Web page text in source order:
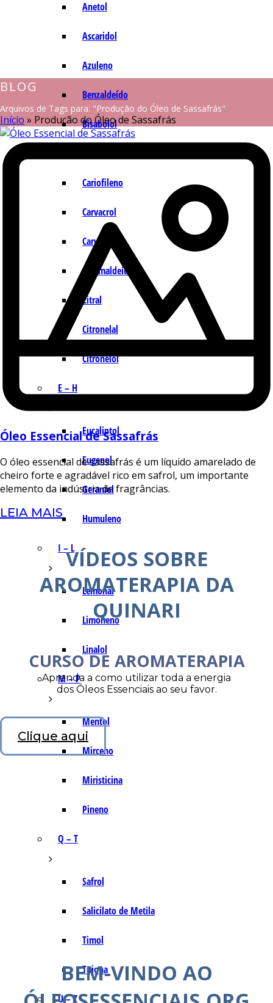
Anetol
Ascaridol
Azuleno
Benzaldeído
Bisabolol
Cariofileno
Carvacrol
Carvona
Cinamaldeído
Citral
Citronelal
Citronelol
E – H
Eucaliptol
Eugenol
Geraniol
Humuleno
I – L
Lemonal
Limoneno
Linalol
M – P
Mentol
Mirceno
Miristicina
Pineno
Q – T
Safrol
Salicilato de Metila
Timol
Tujona
U – Z
BLOG
Arquivos de Tags para: "Produção do Óleo de Sassafrás"
Início » Produção do Óleo de Sassafrás
Óleo Essencial de Sassafrás
O óleo essencial de sassafrás é um líquido amarelado de
cheiro forte e agradável rico em safrol, um importante
elemento da indústria de fragrâncias.
LEIA MAIS
VÍDEOS SOBRE
AROMATERAPIA DA
QUINARI
CURSO DE AROMATERAPIA
Aprenda a como utilizar toda a energia
dos Óleos Essenciais ao seu favor.
Clique aqui
BEM-VINDO AO